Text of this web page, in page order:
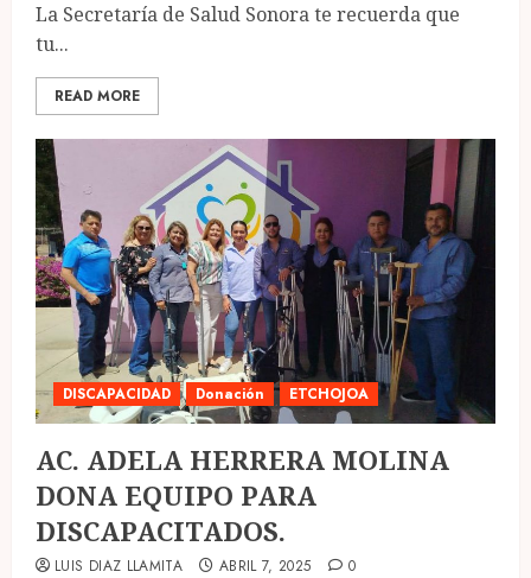
La Secretaría de Salud Sonora te recuerda que
tu...
READ MORE
DISCAPACIDAD Donación ETCHOJOA
AC. ADELA HERRERA MOLINA
DONA EQUIPO PARA
DISCAPACITADOS.
LUIS DIAZ LLAMITA ABRIL 7, 2025 0